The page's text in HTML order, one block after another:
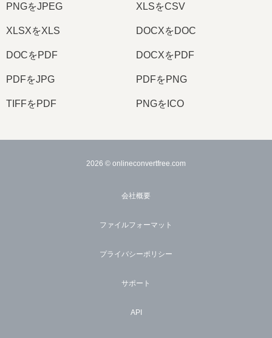
PNGをJPEG XLSをCSV
XLSXをXLS DOCXをDOC
DOCをPDF DOCXをPDF
PDFをJPG PDFをPNG
TIFFをPDF PNGをICO
2026 © onlineconvertfree.com
会社概要
ファイルフォーマット
プライバシーポリシー
サポート
API